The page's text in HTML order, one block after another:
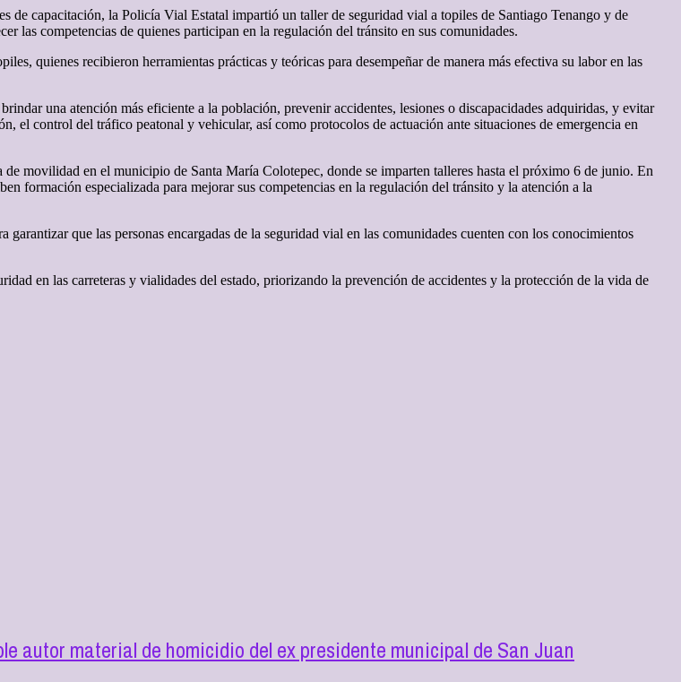
de capacitación, la Policía Vial Estatal impartió un taller de seguridad vial a topiles de Santiago Tenango y de
las competencias de quienes participan en la regulación del tránsito en sus comunidades.
quienes recibieron herramientas prácticas y teóricas para desempeñar de manera más efectiva su labor en las
una atención más eficiente a la población, prevenir accidentes, lesiones o discapacidades adquiridas, y evitar
el control del tráfico peatonal y vehicular, así como protocolos de actuación ante situaciones de emergencia en
movilidad en el municipio de Santa María Colotepec, donde se imparten talleres hasta el próximo 6 de junio. En
formación especializada para mejorar sus competencias en la regulación del tránsito y la atención a la
garantizar que las personas encargadas de la seguridad vial en las comunidades cuenten con los conocimientos
en las carreteras y vialidades del estado, priorizando la prevención de accidentes y la protección de la vida de
autor material de homicidio del ex presidente municipal de San Juan